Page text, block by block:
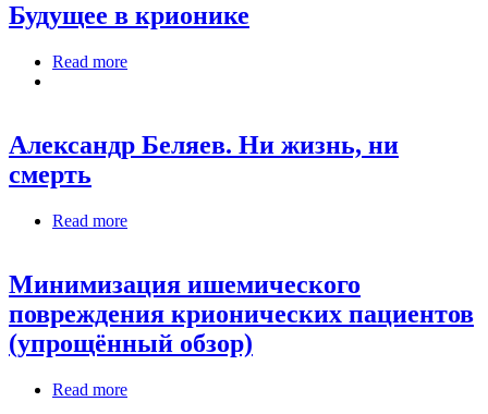
Будущее в крионике
Read more
Александр Беляев. Ни жизнь, ни
смерть
Read more
Минимизация ишемического
повреждения крионических пациентов
(упрощённый обзор)
Read more